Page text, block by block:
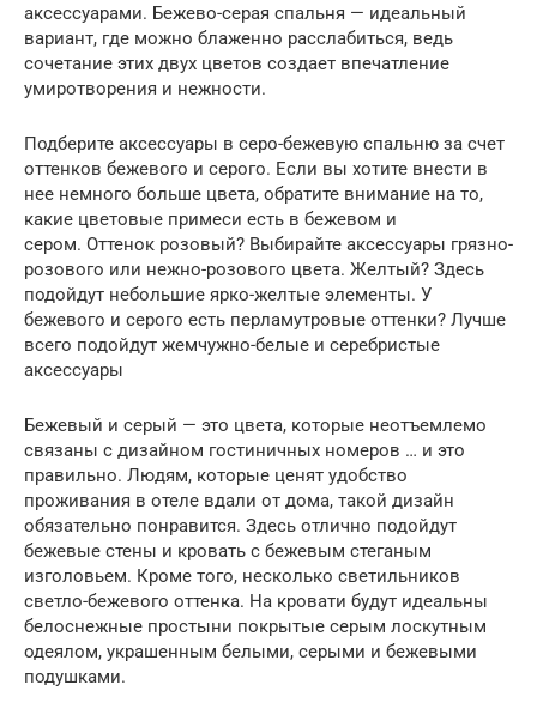
аксессуарами. Бежево-серая спальня — идеальный
вариант, где можно блаженно расслабиться, ведь
сочетание этих двух цветов создает впечатление
умиротворения и нежности.
Подберите аксессуары в серо-бежевую спальню за счет
оттенков бежевого и серого. Если вы хотите внести в
нее немного больше цвета, обратите внимание на то,
какие цветовые примеси есть в бежевом и
сером. Оттенок розовый? Выбирайте аксессуары грязно-
розового или нежно-розового цвета. Желтый? Здесь
подойдут небольшие ярко-желтые элементы. У
бежевого и серого есть перламутровые оттенки? Лучше
всего подойдут жемчужно-белые и серебристые
аксессуары
Бежевый и серый — это цвета, которые неотъемлемо
связаны с дизайном гостиничных номеров … и это
правильно. Людям, которые ценят удобство
проживания в отеле вдали от дома, такой дизайн
обязательно понравится. Здесь отлично подойдут
бежевые стены и кровать с бежевым стеганым
изголовьем. Кроме того, несколько светильников
светло-бежевого оттенка. На кровати будут идеальны
белоснежные простыни покрытые серым лоскутным
одеялом, украшенным белыми, серыми и бежевыми
подушками.